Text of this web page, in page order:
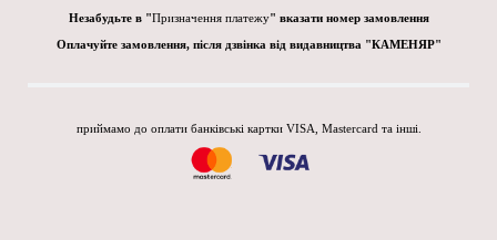
Незабудьте в "Призначення платежу" вказати номер замовлення
Оплачуйте замовлення, після дзвінка від видавництва "КАМЕНЯР"
приймамо до оплати банківські картки VISA, Mastercard та інші.